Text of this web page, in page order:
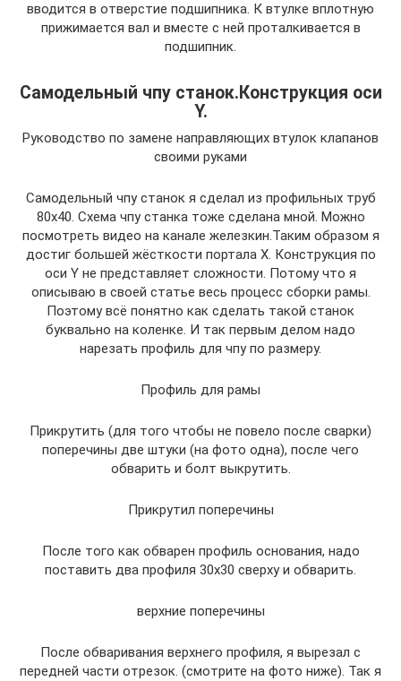
вводится в отверстие подшипника. К втулке вплотную
прижимается вал и вместе с ней проталкивается в
подшипник.
Самодельный чпу станок.Конструкция оси
Y.
Руководство по замене направляющих втулок клапанов
своими руками
Самодельный чпу станок я сделал из профильных труб
80х40. Схема чпу станка тоже сделана мной. Можно
посмотреть видео на канале железкин.Таким образом я
достиг большей жёсткости портала Х. Конструкция по
оси Y не представляет сложности. Потому что я
описываю в своей статье весь процесс сборки рамы.
Поэтому всё понятно как сделать такой станок
буквально на коленке. И так первым делом надо
нарезать профиль для чпу по размеру.
Профиль для рамы
Прикрутить (для того чтобы не повело после сварки)
поперечины две штуки (на фото одна), после чего
обварить и болт выкрутить.
Прикрутил поперечины
После того как обварен профиль основания, надо
поставить два профиля 30х30 сверху и обварить.
верхние поперечины
После обваривания верхнего профиля, я вырезал с
передней части отрезок. (смотрите на фото ниже). Так я